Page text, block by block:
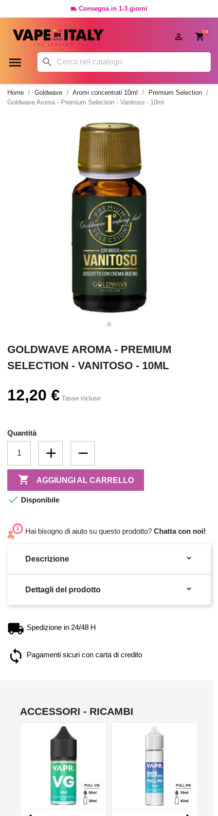
 Consegna in 1-3 giorni
0

 
Home Goldwave Aromi concentrati 10ml
Premium Selection
Goldwave Aroma - Premium Selection - Vanitoso - 10ml
GOLDWAVE AROMA - PREMIUM
SELECTION - VANITOSO - 10ML
12,20 € Tasse incluse
Quantità
 AGGIUNGI AL CARRELLO
 Disponibile
Hai bisogno di aiuto su questo prodotto? Chatta con noi!
Descrizione 
Dettagli del prodotto 
Spedizione in 24/48 H
Pagamenti sicuri con carta di credito
ACCESSORI - RICAMBI